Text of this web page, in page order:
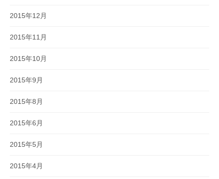
2015年12月
2015年11月
2015年10月
2015年9月
2015年8月
2015年6月
2015年5月
2015年4月